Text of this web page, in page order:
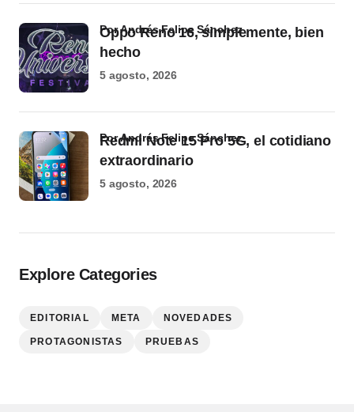
Oppo Reno 16, simplemente, bien
hecho
por Andrés Felipe Sánchez
5 agosto, 2026
Redmi Note 15 Pro 5G, el cotidiano
extraordinario
por Andrés Felipe Sánchez
5 agosto, 2026
Explore Categories
EDITORIAL META NOVEDADES
PROTAGONISTAS PRUEBAS